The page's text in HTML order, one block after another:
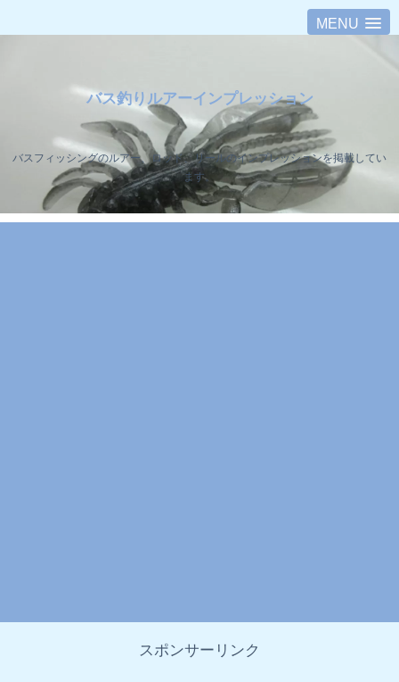
MENU
バス釣りルアーインプレッション
バスフィッシングのルアー、ロッド、リールのインプレッションを掲載してい
ます。
スポンサーリンク